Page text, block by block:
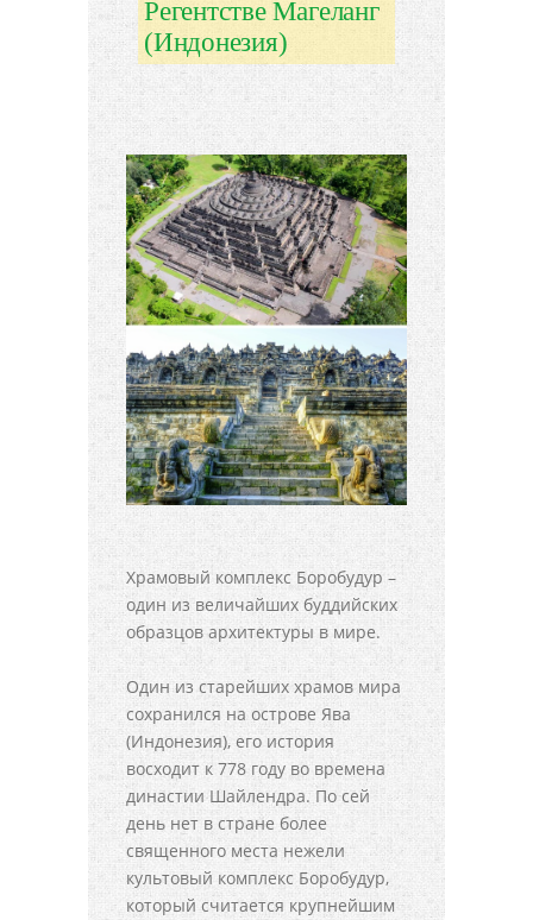
Регентстве Магеланг
(Индонезия)
Храмовый комплекс Боробудур –
один из величайших буддийских
образцов архитектуры в мире.
Один из старейших храмов мира
сохранился на острове Ява
(Индонезия), его история
восходит к 778 году во времена
династии Шайлендра. По сей
день нет в стране более
священного места нежели
культовый комплекс Боробудур,
который считается крупнейшим